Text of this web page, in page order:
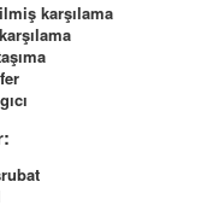
karşılama